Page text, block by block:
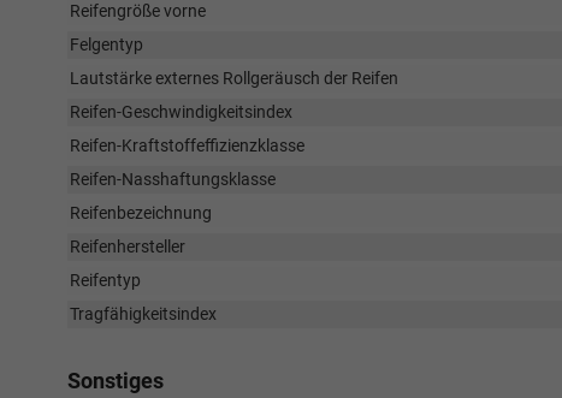
Reifengröße vorne
Felgentyp
Lautstärke externes Rollgeräusch der Reifen
Reifen-Geschwindigkeitsindex
Reifen-Kraftstoffeffizienzklasse
Reifen-Nasshaftungsklasse
Reifenbezeichnung
Reifenhersteller
Reifentyp
Tragfähigkeitsindex
Sonstiges